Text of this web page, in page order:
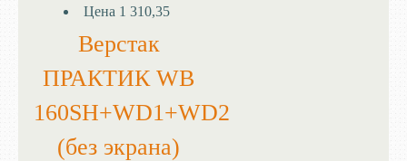
Цена 1 310,35
Верстак
ПРАКТИК WB
160SH+WD1+WD2
(без экрана)